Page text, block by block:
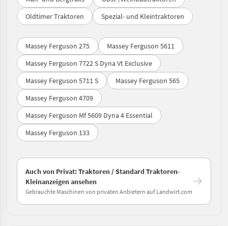
Oldtimer Traktoren
Spezial- und Kleintraktoren
Massey Ferguson 275
Massey Ferguson 5611
Massey Ferguson 7722 S Dyna Vt Exclusive
Massey Ferguson 5711 S
Massey Ferguson 565
Massey Ferguson 4709
Massey Ferguson Mf 5609 Dyna 4 Essential
Massey Ferguson 133
Auch von Privat: Traktoren / Standard Traktoren-
Kleinanzeigen ansehen
Gebrauchte Maschinen von privaten Anbietern auf Landwirt.com